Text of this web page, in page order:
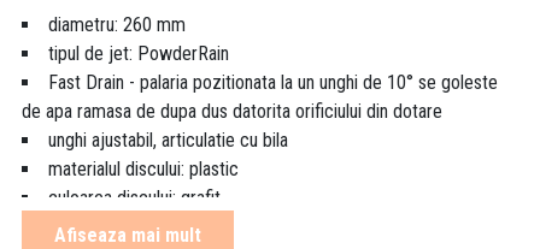
diametru: 260 mm
tipul de jet: PowderRain
Fast Drain - palaria pozitionata la un unghi de 10° se goleste
de apa ramasa de dupa dus datorita orificiului din dotare
unghi ajustabil, articulatie cu bila
materialul discului: plastic
culoarea discului: grafit
debitul apei la 3 bari: 12,3 l/min
Afiseaza mai mult